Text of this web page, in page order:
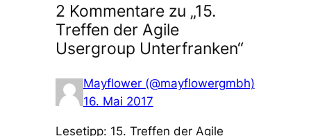
2 Kommentare zu „15.
Treffen der Agile
Usergroup Unterfranken“
Mayflower (@mayflowergmbh)
16. Mai 2017
Lesetipp: 15. Treffen der Agile